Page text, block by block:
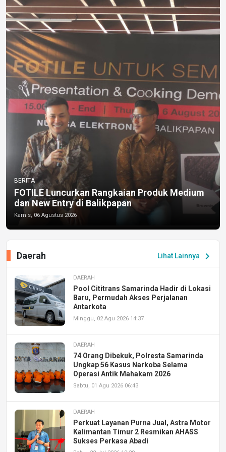
BERITA
FOTILE Luncurkan Rangkaian Produk Medium
dan New Entry di Balikpapan
Kamis, 06 Agustus 2026
Lihat Lainnya chevron_right
Daerah
DAERAH
Pool Cititrans Samarinda Hadir di Lokasi
Baru, Permudah Akses Perjalanan
Antarkota
Minggu, 02 Agu 2026 14:37
DAERAH
74 Orang Dibekuk, Polresta Samarinda
Ungkap 56 Kasus Narkoba Selama
Operasi Antik Mahakam 2026
Sabtu, 01 Agu 2026 06:43
DAERAH
Perkuat Layanan Purna Jual, Astra Motor
Kalimantan Timur 2 Resmikan AHASS
Sukses Perkasa Abadi